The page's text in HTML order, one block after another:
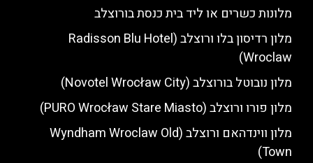
מלונות כשרים או ליד בית כנסת בורוצלב
מלון רדיסון בלו ורוצלב (Radisson Blu Hotel
Wroclaw)
מלון נובוטל בורוצלב (Novotel Wrocław City)
מלון פורו ורוצלב (PURO Wrocław Stare Miasto)
מלון ווינדהאם ורוצלב (Wyndham Wroclaw Old
Town)